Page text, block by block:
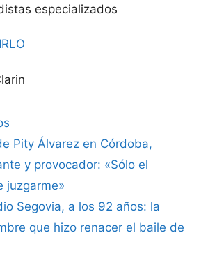
especializados
Pity Álvarez en Córdoba,
y provocador: «Sólo el
juzgarme»
Segovia, a los 92 años: la
que hizo renacer el baile de